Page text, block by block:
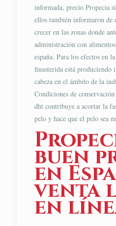
informada, precio Propecia
ellos también informaron de
crecer en las zonas donde
administración con
españa. Para los efectos en
finasterida está produciendo
cabeza en el ámbito de la
Condiciones de
dht contribuye a acortar la
pelo y hace que el pelo sea
buen
en
venta
en